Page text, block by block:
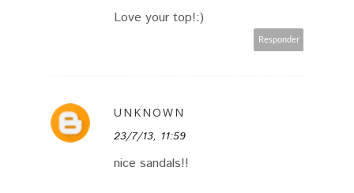
Love your top!:)
Responder
UNKNOWN
23/7/13, 11:59
nice sandals!!